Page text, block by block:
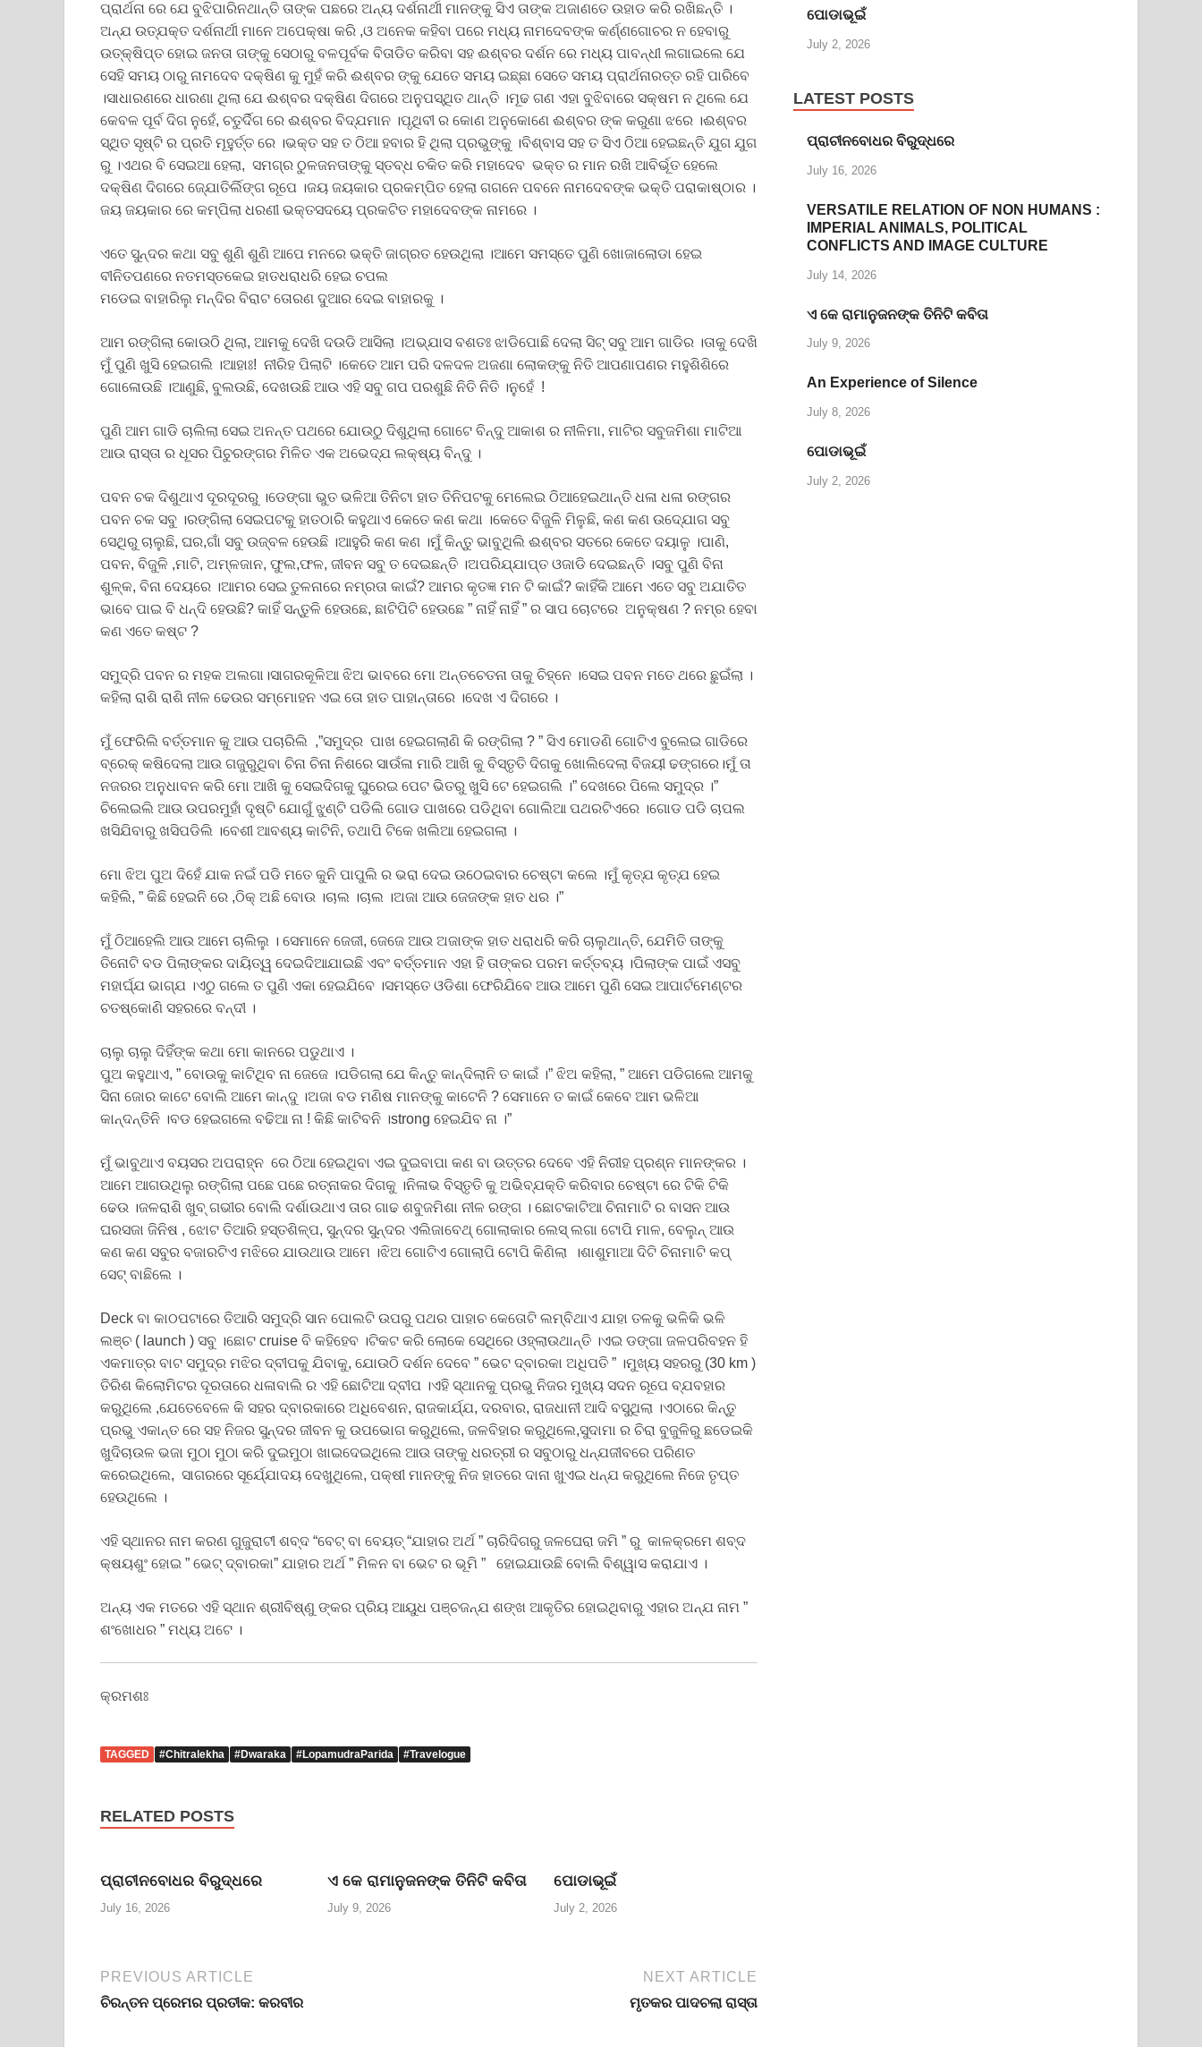
ପ୍ରାର୍ଥନା ରେ ଯେ ବୁଝିପାରିନଥାନ୍ତି ତାଙ୍କ ପଛରେ ଅନ୍ୟ ଦର୍ଶନାର୍ଥୀ ମାନଙ୍କୁ ସିଏ ତାଙ୍କ ଅଜାଣତେ ଉହାଡ କରି ରଖିଛନ୍ତି ।
ଅନ୍ଯ ଉତ୍ଯକ୍ତ ଦର୍ଶନାର୍ଥୀ ମାନେ ଅପେକ୍ଷା କରି ,ଓ ଅନେକ କହିବା ପରେ ମଧ୍ୟ ନାମଦେବଙ୍କ କର୍ଣ୍ଣଗୋଚର ନ ହେବାରୁ
ଉତ୍କ୍ଷିପ୍ତ ହୋଇ ଜନତା ତାଙ୍କୁ ସେଠାରୁ ବଳପୂର୍ବକ ବିତାଡିତ କରିବା ସହ ଈଶ୍ବର ଦର୍ଶନ ରେ ମଧ୍ୟ ପାବନ୍ଧୀ ଲଗାଇଲେ ଯେ
ସେହି ସମୟ ଠାରୁ ନାମଦେବ ଦକ୍ଷିଣ କୁ ମୁହଁ କରି ଈଶ୍ବର ଙ୍କୁ ଯେତେ ସମୟ ଇଛ୍ଛା ସେତେ ସମୟ ପ୍ରାର୍ଥନାରତ୍ତ ରହି ପାରିବେ
।ସାଧାରଣରେ ଧାରଣା ଥିଲା ଯେ ଈଶ୍ବର ଦକ୍ଷିଣ ଦିଗରେ ଅନୁପସ୍ଥିତ ଥାନ୍ତି ।ମୂଢ ଗଣ ଏହା ବୁଝିବାରେ ସକ୍ଷମ ନ ଥିଲେ ଯେ
କେବଳ ପୂର୍ବ ଦିଗ ନୁହେଁ, ଚତୁର୍ଦିଗ ରେ ଈଶ୍ବର ବିଦ୍ଯମାନ ।ପୃଥିବୀ ର କୋଣ ଅନୁକୋଣେ ଈଶ୍ବର ଙ୍କ କରୁଣା ଝରେ ।ଈଶ୍ବର
ସ୍ଥିତ ସୃଷ୍ଟି ର ପ୍ରତି ମୂହୁର୍ତ୍ତ ରେ ।ଭକ୍ତ ସହ ତ ଠିଆ ହବାର ହି ଥିଲା ପ୍ରଭୁଙ୍କୁ ।ବିଶ୍ବାସ ସହ ତ ସିଏ ଠିଆ ହେଇଛନ୍ତି ଯୁଗ ଯୁଗ
ରୁ ।ଏଥର ବି ସେଇଆ ହେଲା, ସମଗ୍ର ଠୁଳଜନତାଙ୍କୁ ସ୍ତବ୍ଧ ଚକିତ କରି ମହାଦେବ ଭକ୍ତ ର ମାନ ରଖି ଆବିର୍ଭୂତ ହେଲେ
ଦକ୍ଷିଣ ଦିଗରେ ଜ୍ଯୋତିର୍ଲିଙ୍ଗ ରୂପେ ।ଜୟ ଜୟକାର ପ୍ରକମ୍ପିତ ହେଲା ଗଗନେ ପବନେ ନାମଦେବଙ୍କ ଭକ୍ତି ପରାକାଷ୍ଠାର ।
ଜୟ ଜୟକାର ରେ କମ୍ପିଲା ଧରଣୀ ଭକ୍ତସଦୟେ ପ୍ରକଟିତ ମହାଦେବଙ୍କ ନାମରେ ।
ଏତେ ସୁନ୍ଦର କଥା ସବୁ ଶୁଣି ଶୁଣି ଆପେ ମନରେ ଭକ୍ତି ଜାଗ୍ରତ ହେଉଥିଲା ।ଆମେ ସମସ୍ତେ ପୁଣି ଖୋଜାଲୋଡା ହେଇ
ବୀନିତପଣରେ ନତମସ୍ତକେଇ ହାତଧରାଧରି ହେଇ ଚପଲ
ମଡେଇ ବାହାରିଲୁ ମନ୍ଦିର ବିରାଟ ତୋରଣ ଦୁଆର ଦେଇ ବାହାରକୁ ।
ଆମ ରଙ୍ଗିଲା କୋଉଠି ଥିଲା, ଆମକୁ ଦେଖି ଦଉଡି ଆସିଲା ।ଅଭ୍ଯାସ ବଶତଃ ଝାଡିପୋଛି ଦେଲା ସିଟ୍ ସବୁ ଆମ ଗାଡିର ।ତାକୁ ଦେଖି
ମୁଁ ପୁଣି ଖୁସି ହେଇଗଲି ।ଆହାଃ! ନୀରିହ ପିଲାଟି ।କେତେ ଆମ ପରି ଦଳଦଳ ଅଜଣା ଲୋକଙ୍କୁ ନିତି ଆପଣାପଣର ମହୁଶିଶିରେ
ଗୋଳୋଉଛି ।ଆଣୁଛି, ବୁଲଉଛି, ଦେଖଉଛି ଆଉ ଏହି ସବୁ ଗପ ପରଶୁଛି ନିତି ନିତି ।ନୁହେଁ !
ପୁଣି ଆମ ଗାଡି ଚାଲିଲା ସେଇ ଅନନ୍ତ ପଥରେ ଯୋଉଠୁ ଦିଶୁଥିଲା ଗୋଟେ ବିନ୍ଦୁ ଆକାଶ ର ନୀଳିମା, ମାଟିର ସବୁଜମିଶା ମାଟିଆ
ଆଉ ରାସ୍ତା ର ଧୂସର ପିଚୁରଙ୍ଗର ମିଳିତ ଏକ ଅଭେଦ୍ଯ ଲକ୍ଷ୍ୟ ବିନ୍ଦୁ ।
ପବନ ଚକ ଦିଶୁଥାଏ ଦୂରଦୂରରୁ ।ଡେଙ୍ଗା ଭୁତ ଭଳିଆ ତିନିଟା ହାତ ତିନିପଟକୁ ମେଲେଇ ଠିଆହେଇଥାନ୍ତି ଧଳା ଧଳା ରଙ୍ଗର
ପବନ ଚକ ସବୁ ।ରଙ୍ଗିଲା ସେଇପଟକୁ ହାତଠାରି କହୁଥାଏ କେତେ କଣ କଥା ।କେତେ ବିଜୁଳି ମିଳୁଛି, କଣ କଣ ଉଦ୍ଯୋଗ ସବୁ
ସେଥିରୁ ଚାଲୁଛି, ଘର,ଗାଁ ସବୁ ଉଜ୍ବଳ ହେଉଛି ।ଆହୁରି କଣ କଣ ।ମୁଁ କିନ୍ତୁ ଭାବୁଥିଲି ଈଶ୍ବର ସତରେ କେତେ ଦୟାଳୁ ।ପାଣି,
ପବନ, ବିଜୁଳି ,ମାଟି, ଅମ୍ଳଜାନ, ଫୁଲ,ଫଳ, ଜୀବନ ସବୁ ତ ଦେଇଛନ୍ତି ।ଅପରିଯ୍ଯାପ୍ତ ଓଜାଡି ଦେଇଛନ୍ତି ।ସବୁ ପୁଣି ବିନା
ଶୁଳ୍କ, ବିନା ଦେୟରେ ।ଆମର ସେଇ ତୁଳନାରେ ନମ୍ରତା କାଇଁ? ଆମର କୃତଜ୍ଞ ମନ ଟି କାଇଁ? କାହିଁକି ଆମେ ଏତେ ସବୁ ଅଯାତିତ
ଭାବେ ପାଇ ବି ଧନ୍ଦି ହେଉଛି? କାହିଁ ସନ୍ତୁଳି ହେଉଛେ, ଛାଟିପିଟି ହେଉଛେ ” ନାହିଁ ନାହିଁ ” ର ସାପ ଚୋଟରେ ଅନୁକ୍ଷଣ ? ନମ୍ର ହେବା
କଣ ଏତେ କଷ୍ଟ ?
ସମୁଦ୍ରି ପବନ ର ମହକ ଅଲଗା।ସାଗରକୂଳିଆ ଝିଅ ଭାବରେ ମୋ ଅନ୍ତଚେତନା ତାକୁ ଚିହ୍ନେ ।ସେଇ ପବନ ମତେ ଥରେ ଛୁଇଁଲା ।
କହିଲା ରାଶି ରାଶି ନୀଳ ଢେଉର ସମ୍ମୋହନ ଏଇ ତୋ ହାତ ପାହାନ୍ତାରେ ।ଦେଖ ଏ ଦିଗରେ ।
ମୁଁ ଫେରିଲି ବର୍ତ୍ତମାନ କୁ ଆଉ ପଚାରିଲି ,”ସମୁଦ୍ର ପାଖ ହେଇଗଲାଣି କି ରଙ୍ଗିଲା ? ” ସିଏ ମୋଡଣି ଗୋଟିଏ ବୁଲେଇ ଗାଡିରେ
ବ୍ରେକ୍ କଷିଦେଲା ଆଉ ଗଜୁରୁଥିବା ଚିନା ଚିନା ନିଶରେ ସାଉଁଳା ମାରି ଆଖି କୁ ବିସ୍ତୃତି ଦିଗକୁ ଖୋଲିଦେଲା ବିଜୟୀ ଢଙ୍ଗରେ।ମୁଁ ତା
ନଜରର ଅନୁଧାବନ କରି ମୋ ଆଖି କୁ ସେଇଦିଗକୁ ଘୁରେଇ ପେଟ ଭିତରୁ ଖୁସି ଟେ ହେଇଗଲି ।” ଦେଖରେ ପିଲେ ସମୁଦ୍ର ।”
ଚିଲେଇଲି ଆଉ ଉପରମୁହାଁ ଦୃଷ୍ଟି ଯୋଗୁଁ ଝୁଣ୍ଟି ପଡିଲି ଗୋଡ ପାଖରେ ପଡିଥିବା ଗୋଲିଆ ପଥରଟିଏରେ ।ଗୋଡ ପଡି ଚାପଲ
ଖସିଯିବାରୁ ଖସିପଡିଲି ।ବେଶୀ ଆବଶ୍ୟ କାଟିନି, ତଥାପି ଟିକେ ଖଲିଆ ହେଇଗଲା ।
ମୋ ଝିଅ ପୁଅ ଦିହେଁ ଯାକ ନଇଁ ପଡି ମତେ କୁନି ପାପୁଲି ର ଭରା ଦେଇ ଉଠେଇବାର ଚେଷ୍ଟା କଲେ ।ମୁଁ କୃତ୍ଯ କୃତ୍ଯ ହେଇ
କହିଲି, ” କିଛି ହେଇନି ରେ ,ଠିକ୍ ଅଛି ବୋଉ ।ଚାଲ ।ଚାଲ ।ଅଜା ଆଉ ଜେଜଙ୍କ ହାତ ଧର ।”
ମୁଁ ଠିଆହେଲି ଆଉ ଆମେ ଚାଲିଲୁ । ସେମାନେ ଜେଜୀ, ଜେଜେ ଆଉ ଅଜାଙ୍କ ହାତ ଧରାଧରି କରି ଚାଲୁଥାନ୍ତି, ଯେମିତି ତାଙ୍କୁ
ତିନୋଟି ବଡ ପିଲାଙ୍କର ଦାୟିତ୍ୱ ଦେଇଦିଆଯାଇଛି ଏବଂ ବର୍ତ୍ତମାନ ଏହା ହି ତାଙ୍କର ପରମ କର୍ତ୍ତବ୍ୟ ।ପିଲାଙ୍କ ପାଇଁ ଏସବୁ
ମହାର୍ଘ୍ଯ ଭାଗ୍ଯ ।ଏଠୁ ଗଲେ ତ ପୁଣି ଏକା ହେଇଯିବେ ।ସମସ୍ତେ ଓଡିଶା ଫେରିଯିବେ ଆଉ ଆମେ ପୁଣି ସେଇ ଆପାର୍ଟମେଣ୍ଟର
ଚତଷ୍କୋଣି ସହରରେ ବନ୍ଦୀ ।
ଚାଲୁ ଚାଲୁ ଦିହିଁଙ୍କ କଥା ମୋ କାନରେ ପଡୁଥାଏ ।
ପୁଅ କହୁଥାଏ, ” ବୋଉକୁ କାଟିଥିବ ନା ଜେଜେ ।ପଡିଗଲା ଯେ କିନ୍ତୁ କାନ୍ଦିଲାନି ତ କାଇଁ ।” ଝିଅ କହିଲା, ” ଆମେ ପଡିଗଲେ ଆମକୁ
ସିନା ଜୋର କାଟେ ବୋଲି ଆମେ କାନ୍ଦୁ ।ଅଜା ବଡ ମଣିଷ ମାନଙ୍କୁ କାଟେନି ? ସେମାନେ ତ କାଇଁ କେବେ ଆମ ଭଳିଆ
କାନ୍ଦନ୍ତିନି ।ବଡ ହେଇଗଲେ ବଢିଆ ନା ! କିଛି କାଟିବନି ।strong ହେଇଯିବ ନା ।”
ମୁଁ ଭାବୁଥାଏ ବୟସର ଅପରାହ୍ନ ରେ ଠିଆ ହେଇଥିବା ଏଇ ଦୁଇବାପା କଣ ବା ଉତ୍ତର ଦେବେ ଏହି ନିରୀହ ପ୍ରଶ୍ନ ମାନଙ୍କର ।
ଆମେ ଆଗଉଥିଲୁ ରଙ୍ଗିଲା ପଛେ ପଛେ ରତ୍ନାକର ଦିଗକୁ ।ନିଳାଭ ବିସ୍ତୃତି କୁ ଅଭିବ୍ଯକ୍ତି କରିବାର ଚେଷ୍ଟା ରେ ଟିକି ଟିକି
ଢେଉ ।ଜଳରାଶି ଖୁବ୍ ଗଭୀର ବୋଲି ଦର୍ଶାଉଥାଏ ତାର ଗାଢ ଶବୁଜମିଶା ନୀଳ ରଙ୍ଗ । ଛୋଟକାଟିଆ ଚିନାମାଟି ର ବାସନ ଆଉ
ଘରସଜା ଜିନିଷ , ଝୋଟ ତିଆରି ହସ୍ତଶିଳ୍ପ, ସୁନ୍ଦର ସୁନ୍ଦର ଏଲିଜାବେଥ୍ ଗୋଲାକାର ଲେସ୍ ଲଗା ଟୋପି ମାଳ, ବେଲୁନ୍ ଆଉ
କଣ କଣ ସବୁର ବଜାରଟିଏ ମଝିରେ ଯାଉଥାଉ ଆମେ ।ଝିଅ ଗୋଟିଏ ଗୋଲାପି ଟୋପି କିଣିଲା ।ଶାଶୁମାଆ ଦିଟି ଚିନାମାଟି କପ୍
ସେଟ୍ ବାଛିଲେ ।
Deck ବା କାଠପଟାରେ ତିଆରି ସମୁଦ୍ରି ସାନ ପୋଲଟି ଉପରୁ ପଥର ପାହାଚ କେତୋଟି ଲମ୍ବିଥାଏ ଯାହା ତଳକୁ ଭଳିକି ଭଳି
ଲଞ୍ଚ ( launch ) ସବୁ ।ଛୋଟ cruise ବି କହିହେବ ।ଟିକଟ କରି ଲୋକେ ସେଥିରେ ଓହ୍ଲାଉଥାନ୍ତି ।ଏଇ ଡଙ୍ଗା ଜଳପରିବହନ ହି
ଏକମାତ୍ର ବାଟ ସମୁଦ୍ର ମଝିର ଦ୍ବୀପକୁ ଯିବାକୁ, ଯୋଉଠି ଦର୍ଶନ ଦେବେ ” ଭେଟ ଦ୍ବାରକା ଅଧିପତି ” ।ମୁଖ୍ୟ ସହରରୁ (30 km )
ତିରିଶ କିଲୋମିଟର ଦୂରତାରେ ଧଳାବାଲି ର ଏହି ଛୋଟିଆ ଦ୍ବୀପ ।ଏହି ସ୍ଥାନକୁ ପ୍ରଭୁ ନିଜର ମୁଖ୍ୟ ସଦନ ରୂପେ ବ୍ଯବହାର
କରୁଥିଲେ ,ଯେତେବେଳେ କି ସହର ଦ୍ବାରକାରେ ଅଧିବେଶନ, ରାଜକାର୍ଯ୍ଯ, ଦରବାର, ରାଜଧାନୀ ଆଦି ବସୁଥିଲା ।ଏଠାରେ କିନ୍ତୁ
ପ୍ରଭୁ ଏକାନ୍ତ ରେ ସହ ନିଜର ସୁନ୍ଦର ଜୀବନ କୁ ଉପଭୋଗ କରୁଥିଲେ, ଜଳବିହାର କରୁଥିଲେ,ସୁଦାମା ର ଚିରା ବୁଜୁଳିରୁ ଛଡେଇକି
ଖୁଦିଚାଉଳ ଭଜା ମୁଠା ମୁଠା କରି ଦୁଇମୁଠା ଖାଇଦେଇଥିଲେ ଆଉ ତାଙ୍କୁ ଧରତ୍ରୀ ର ସବୁଠାରୁ ଧନ୍ଯଜୀବରେ ପରିଣତ
କରେଇଥିଲେ, ସାଗରରେ ସୂର୍ଯ୍ଯୋଦୟ ଦେଖୁଥିଲେ, ପକ୍ଷୀ ମାନଙ୍କୁ ନିଜ ହାତରେ ଦାନା ଖୁଏଇ ଧନ୍ଯ କରୁଥିଲେ ନିଜେ ତୃପ୍ତ
ହେଉଥିଲେ ।
ଏହି ସ୍ଥାନର ନାମ କରଣ ଗୁଜୁରାଟୀ ଶବ୍ଦ “ବେଟ୍ ବା ବେୟତ୍ “ଯାହାର ଅର୍ଥ ” ଚାରିଦିଗରୁ ଜଳଘେରା ଜମି ” ରୁ କାଳକ୍ରମେ ଶବ୍ଦ
କ୍ଷୟଶୁଂ ହୋଇ ” ଭେଟ୍ ଦ୍ବାରକା” ଯାହାର ଅର୍ଥ ” ମିଳନ ବା ଭେଟ ର ଭୂମି ” ହୋଇଯାଉଛି ବୋଲି ବିଶ୍ୱାସ କରାଯାଏ ।
ଅନ୍ୟ ଏକ ମତରେ ଏହି ସ୍ଥାନ ଶ୍ରୀବିଷ୍ଣୁ ଙ୍କର ପ୍ରିୟ ଆୟୁଧ ପଞ୍ଚଜନ୍ଯ ଶଙ୍ଖ ଆକୃତିର ହୋଇଥିବାରୁ ଏହାର ଅନ୍ଯ ନାମ ”
ଶଂଖୋଧର ” ମଧ୍ୟ ଅଟେ ।
କ୍ରମଶଃ
TAGGED #Chitralekha #Dwaraka #LopamudraParida #Travelogue
RELATED POSTS
ପ୍ରାଚୀନବୋଧର ବିରୁଦ୍ଧରେ
July 16, 2026
ଏ କେ ରାମାନୁଜନଙ୍କ ତିନିଟି କବିତା
July 9, 2026
ପୋଡାଭୂଇଁ
July 2, 2026
PREVIOUS ARTICLE
ଚିରନ୍ତନ ପ୍ରେମର ପ୍ରତୀକ: କରବୀର
NEXT ARTICLE
ମୃତକର ପାଦଚଲା ରାସ୍ତା
ପୋଡାଭୂଇଁ
July 2, 2026
LATEST POSTS
ପ୍ରାଚୀନବୋଧର ବିରୁଦ୍ଧରେ
July 16, 2026
VERSATILE RELATION OF NON HUMANS :
IMPERIAL ANIMALS, POLITICAL
CONFLICTS AND IMAGE CULTURE
July 14, 2026
ଏ କେ ରାମାନୁଜନଙ୍କ ତିନିଟି କବିତା
July 9, 2026
An Experience of Silence
July 8, 2026
ପୋଡାଭୂଇଁ
July 2, 2026